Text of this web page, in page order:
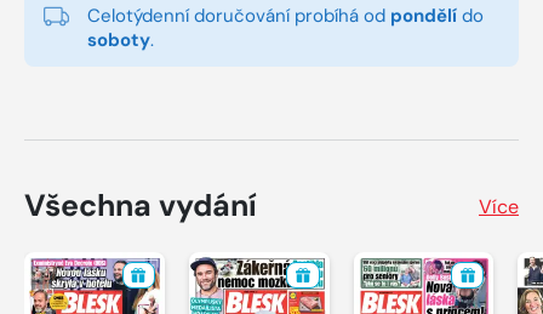
Celotýdenní doručování probíhá od pondělí do
soboty.
Všechna vydání Více